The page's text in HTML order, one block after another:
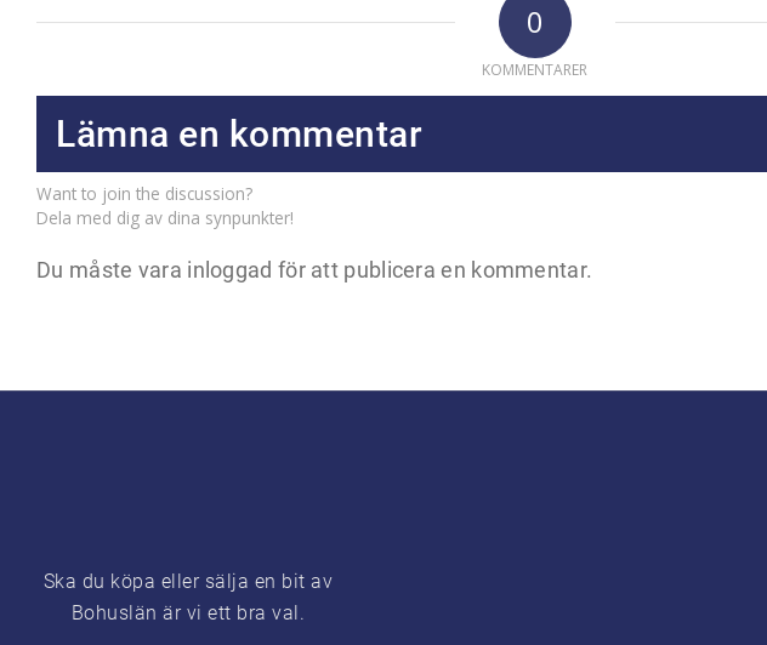
0
KOMMENTARER
Lämna en kommentar
Want to join the discussion?
Dela med dig av dina synpunkter!
Du måste vara inloggad för att publicera en kommentar.
Ska du köpa eller sälja en bit av
Bohuslän är vi ett bra val.